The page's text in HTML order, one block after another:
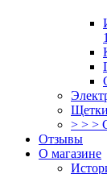
Щетки
> >
Отзывы
О магазине